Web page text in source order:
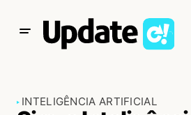
INTELIGÊNCIA ARTIFICIAL